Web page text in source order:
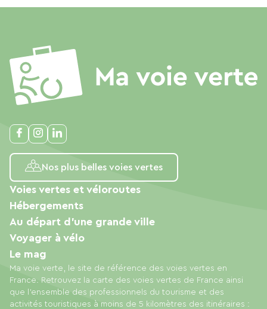
Nos plus belles voies vertes
Ma voie verte, le site de référence des voies vertes en
France. Retrouvez la carte des voies vertes de France ainsi
que l'ensemble des professionnels du tourisme et des
activités touristiques à moins de 5 kilomètres des itinéraires :
Voies vertes et véloroutes
Hébergements
Au départ d'une grande ville
Voyager à vélo
Le mag